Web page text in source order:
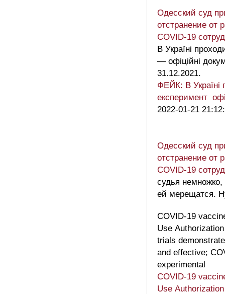
Одесский суд
отстранение от
COVID-19
В Україні
— офіційні
31.12.2021.
ФЕЙК: В Україні
експеримент
2022-01-21
Одесский суд
отстранение от
COVID-19
судья
ей мерещатся.
COVID-19
Use
trials
and effective;
experimental
COVID-19
Use